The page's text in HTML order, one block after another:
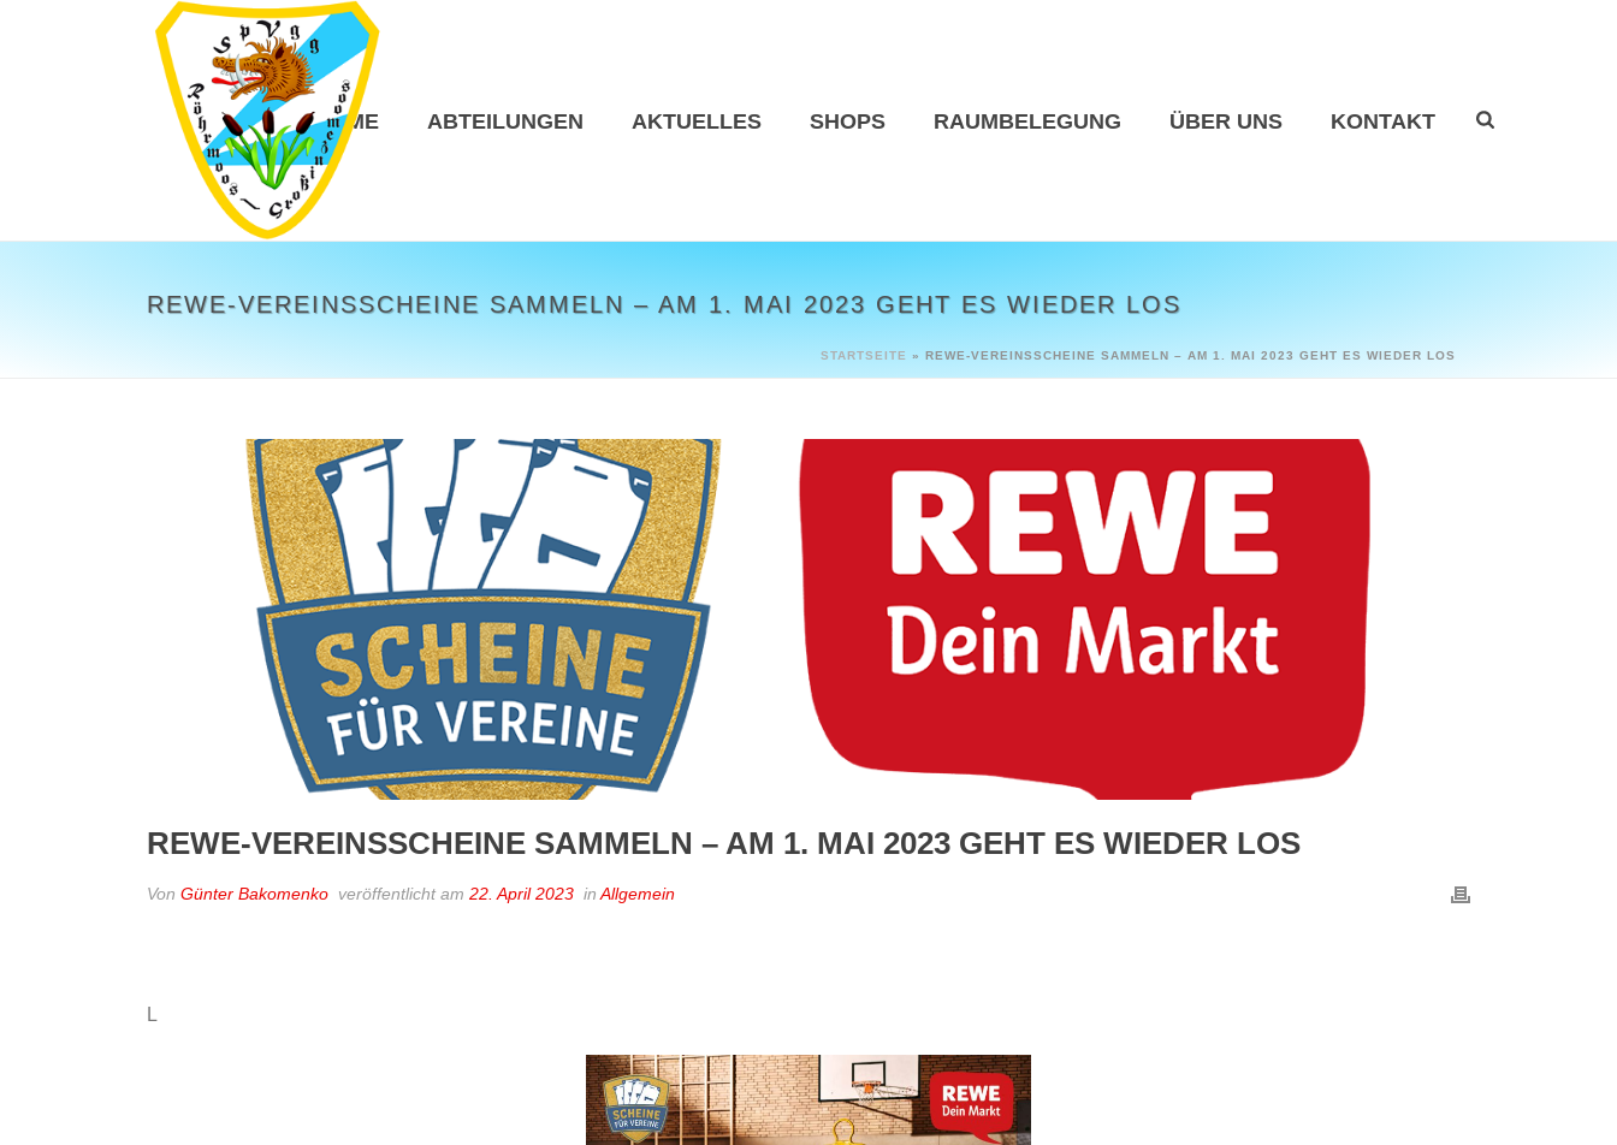
HOME ABTEILUNGEN AKTUELLES SHOPS RAUMBELEGUNG ÜBER UNS KONTAKT
REWE-VEREINSSCHEINE SAMMELN – AM 1. MAI 2023 GEHT ES WIEDER LOS
STARTSEITE » REWE-VEREINSSCHEINE SAMMELN – AM 1. MAI 2023 GEHT ES WIEDER LOS
REWE-VEREINSSCHEINE SAMMELN – AM 1. MAI 2023 GEHT ES WIEDER LOS
Von Günter Bakomenko veröffentlicht am 22. April 2023 in Allgemein
L